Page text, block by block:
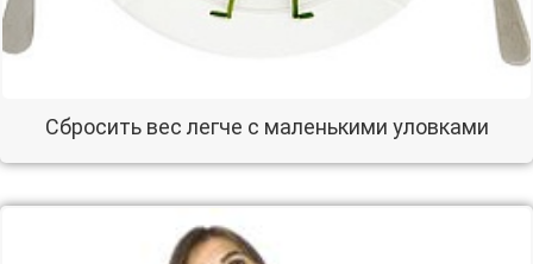
Сбросить вес легче с маленькими уловками